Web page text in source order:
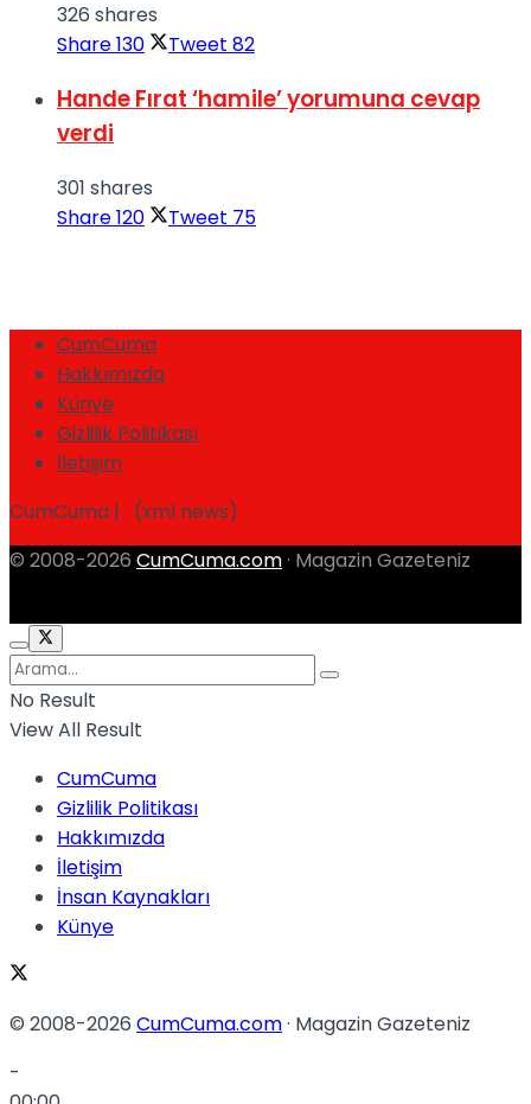
326 shares
Share130 Tweet 82
Hande Fırat ‘hamile’ yorumuna cevap
verdi
301 shares
Share120 Tweet 75
CumCuma
Hakkımızda
Künye
Gizlilik Politikası
İletişim
CumCuma | (xml news)
© 2008-2026 CumCuma.com · Magazin Gazeteniz
No Result
View All Result
CumCuma
Gizlilik Politikası
Hakkımızda
İletişim
İnsan Kaynakları
Künye
© 2008-2026 CumCuma.com· Magazin Gazeteniz
-